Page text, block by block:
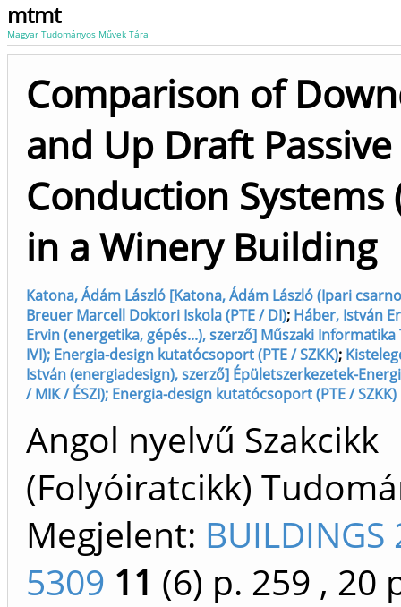
mtmt
Magyar Tudományos Művek Tára
Comparison of
and Up Draft
Conduction Systems
in a Winery Building
Katona, Ádám László [Katona, Ádám László (Ipari
Breuer Marcell Doktori Iskola (PTE / DI); Háber, István
Ervin (energetika, gépés...), szerző] Műszaki Informatika
IVI); Energia-design kutatócsoport (PTE / SZKK);
István (energiadesign), szerző] Épületszerkezetek-
/ MIK / ÉSZI); Energia-design kutatócsoport (PTE / SZKK)
Angol nyelvű Szakcikk
(Folyóiratcikk)
Megjelent: BUILDINGS
5309 11 (6) p. 259 , 20